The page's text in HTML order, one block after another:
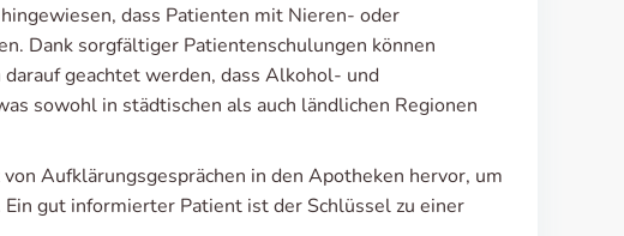
dass Patienten mit Nieren- oder
Dank sorgfältiger Patientenschulungen können
geachtet werden, dass Alkohol- und
sowohl in städtischen als auch ländlichen Regionen
Aufklärungsgesprächen in den Apotheken hervor, um
gut informierter Patient ist der Schlüssel zu einer